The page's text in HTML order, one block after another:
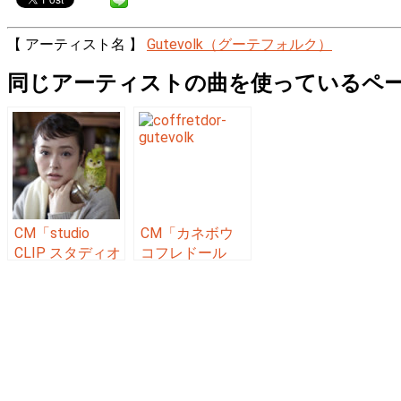
【 アーティスト名 】 Gutevolk（グーテフォルク）
同じアーティストの曲を使っているペ
CM「studio
CLIP スタディオ
CM「カネボウ
コフレドール